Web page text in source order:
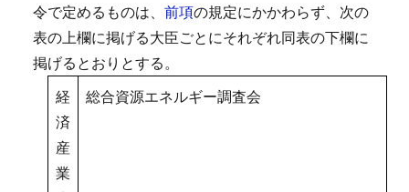
令で定めるものは、 前項の規定にかかわらず、次の
表の上欄に掲げる大臣ごとにそれぞれ同表の下欄に
掲げるとおりとする。
経
済
産
業
総合資源エネルギー調査会